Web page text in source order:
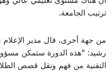
ترتيب الجامعة.
من جهة أخرى، قال مدير
رشيد: "هذه الدورة ستمكن
التقنية من فهم ونقل قصص